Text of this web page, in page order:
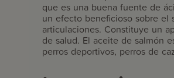
que es una buena fuente de
un efecto beneficioso sobre el
articulaciones. Constituye un
de salud. El aceite de salmón
perros deportivos, perros de